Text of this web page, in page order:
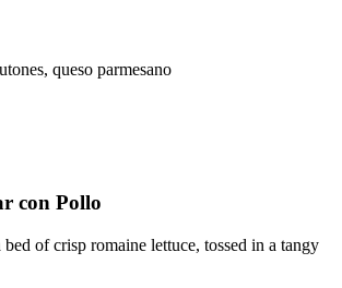
queso parmesano
con Pollo
of crisp romaine lettuce, tossed in a tangy